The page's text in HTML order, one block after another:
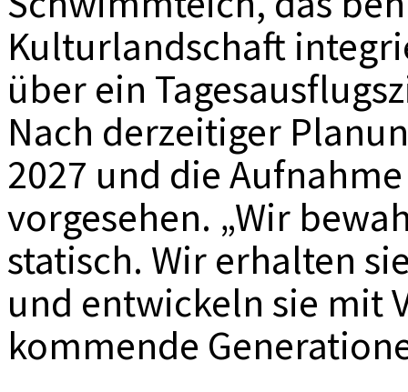
Kulturlandschaft
über ein
Nach derzeitiger
2027 und die
vorgesehen. „Wir
statisch. Wir erhalten
und entwickeln sie mit
kommende